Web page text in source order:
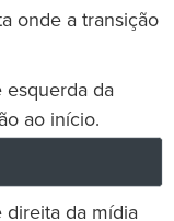
onde a transição
esquerda da
ao início.
direita da mídia